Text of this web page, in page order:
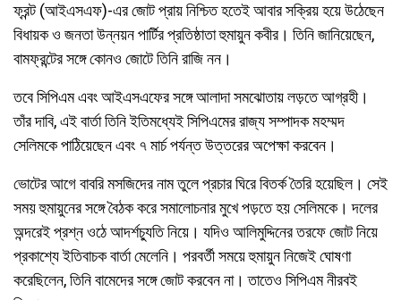
ফ্রন্ট (আইএসএফ)-এর জোট প্রায় নিশ্চিত হতেই আবার সক্রিয় হয়ে উঠেছেন
বিধায়ক ও জনতা উন্নয়ন পার্টির প্রতিষ্ঠাতা হুমায়ুন কবীর। তিনি জানিয়েছেন,
বামফ্রন্টের সঙ্গে কোনও জোটে তিনি রাজি নন।
তবে সিপিএম এবং আইএসএফের সঙ্গে আলাদা সমঝোতায় লড়তে আগ্রহী।
তাঁর দাবি, এই বার্তা তিনি ইতিমধ্যেই সিপিএমের রাজ্য সম্পাদক মহম্মদ
সেলিমকে পাঠিয়েছেন এবং ৭ মার্চ পর্যন্ত উত্তরের অপেক্ষা করবেন।
ভোটের আগে বাবরি মসজিদের নাম তুলে প্রচার ঘিরে বিতর্ক তৈরি হয়েছিল। সেই
সময় হুমায়ুনের সঙ্গে বৈঠক করে সমালোচনার মুখে পড়তে হয় সেলিমকে। দলের
অন্দরেই প্রশ্ন ওঠে আদর্শচ্যুতি নিয়ে। যদিও আলিমুদ্দিনের তরফে জোট নিয়ে
প্রকাশ্যে ইতিবাচক বার্তা মেলেনি। পরবর্তী সময়ে হুমায়ুন নিজেই ঘোষণা
করেছিলেন, তিনি বামেদের সঙ্গে জোট করবেন না। তাতেও সিপিএম নীরবই